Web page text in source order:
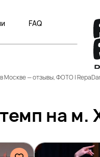
FAQ
Москве — отзывы, ФОТО |
на м.